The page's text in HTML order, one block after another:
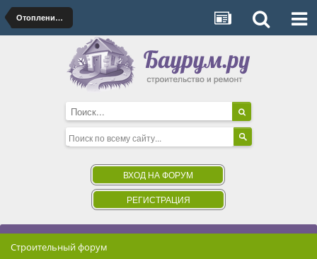
Отопление, печи, камины
ВХОД НА ФОРУМ
РЕГИСТРАЦИЯ
Строительный форум